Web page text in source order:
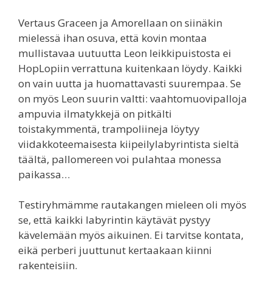
Vertaus Graceen ja Amorellaan on siinäkin
mielessä ihan osuva, että kovin montaa
mullistavaa uutuutta Leon leikkipuistosta ei
HopLopiin verrattuna kuitenkaan löydy. Kaikki
on vain uutta ja huomattavasti suurempaa. Se
on myös Leon suurin valtti: vaahtomuovipalloja
ampuvia ilmatykkejä on pitkälti
toistakymmentä, trampoliineja löytyy
viidakkoteemaisesta kiipeilylabyrintista sieltä
täältä, pallomereen voi pulahtaa monessa
paikassa…
Testiryhmämme rautakangen mieleen oli myös
se, että kaikki labyrintin käytävät pystyy
kävelemään myös aikuinen. Ei tarvitse kontata,
eikä perberi juuttunut kertaakaan kiinni
rakenteisiin.